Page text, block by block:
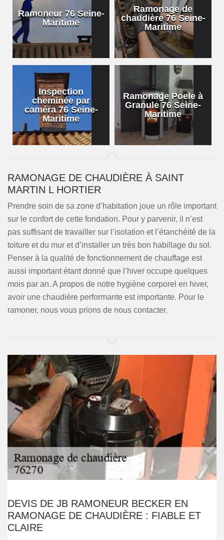
Ramoneur 76 Seine-
Maritime
Ramonage de
chaudière 76 Seine-
Maritime
Inspection
cheminée par
caméra 76 Seine-
Maritime
Ramonage Poele à
Granule 76 Seine-
Maritime
RAMONAGE DE CHAUDIÈRE À SAINT
MARTIN L HORTIER
Prendre soin de sa zone d’habitation joue un rôle important
sur le confort de cette fondation. Pour y parvenir, il n’est
pas suffisant de travailler sur l’isolation et l’étanchéité de la
toiture et du mur et d’installer un très bon habillage du sol.
Penser à la qualité de fonctionnement de chauffage est
aussi important étant donné que l’hiver occupe quelques
mois par an. A propos de notre hygiène corporel en hiver,
avoir une chaudière performante est importante. Pour le
ramoner, nous vous prions de nous contacter.
DEVIS DE JB RAMONEUR BECKER EN
RAMONAGE DE CHAUDIÈRE : FIABLE ET
CLAIRE